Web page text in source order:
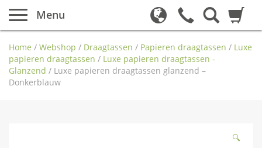
Menu
Home / Webshop / Draagtassen / Papieren draagtassen / Luxe
papieren draagtassen / Luxe papieren draagtassen -
Glanzend / Luxe papieren draagtassen glanzend –
Donkerblauw
🔍